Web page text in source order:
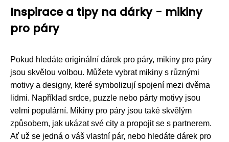
Inspirace a tipy na dárky - mikiny
pro páry
Pokud hledáte originální dárek pro páry, mikiny pro páry
jsou skvělou volbou. Můžete vybrat mikiny s různými
motivy a designy, které symbolizují spojení mezi dvěma
lidmi. Například srdce, puzzle nebo párty motivy jsou
velmi populární. Mikiny pro páry jsou také skvělým
způsobem, jak ukázat své city a propojit se s partnerem.
Ať už se jedná o váš vlastní pár, nebo hledáte dárek pro